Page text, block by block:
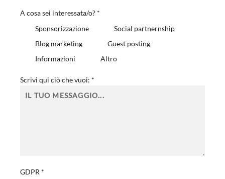
A cosa sei interessata/o? *
Sponsorizzazione
Social partnernship
Blog marketing
Guest posting
Informazioni
Altro
Scrivi qui ciò che vuoi: *
GDPR *